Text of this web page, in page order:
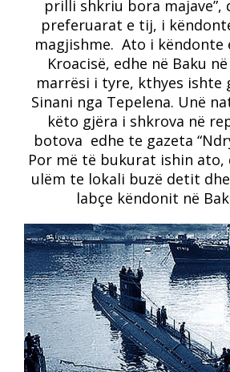
prilli shkriu bora
preferuarat e tij, i
magjishme. Ato i këndonte
Kroacisë, edhe në Baku
marrësi i tyre, kthyes ishte
Sinani nga Tepelena. Unë
këto gjëra i shkrova në
botova edhe te gazeta
Por më të bukurat ishin ato,
ulëm te lokali buzë detit
labçe këndonit në